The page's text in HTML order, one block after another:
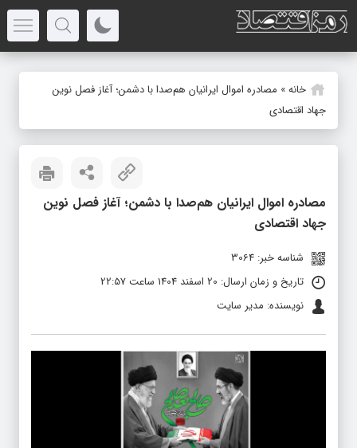
خانه» مصادره اموال ایرانیان هم‌صدا با دشمن؛ آغاز فصل نوین
جهاد اقتصادی
مصادره اموال ایرانیان هم‌صدا با دشمن؛ آغاز فصل نوین
جهاد اقتصادی
شناسه خبر: 3064
تاریخ و زمان ارسال: 20 اسفند 1404 ساعت 22:57
نویسنده: مدیر سایت